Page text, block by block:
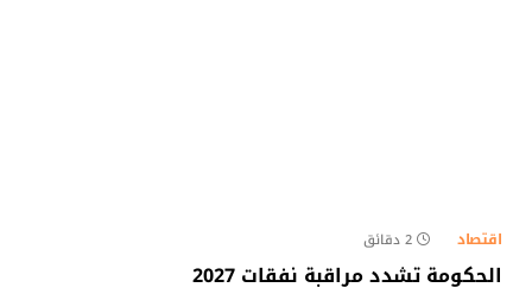
اقتصاد 2 دقائق
الحكومة تشدد مراقبة نفقات 2027